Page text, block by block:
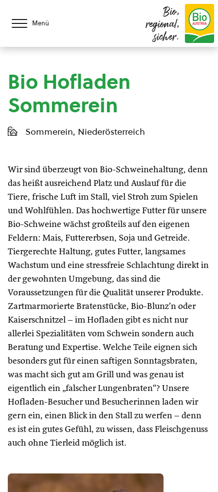
Menü
Bio,
regional,
sicher.
Bio Hofladen
Sommerein
Sommerein, Niederösterreich
Wir sind überzeugt von Bio-Schweinehaltung, denn
das heißt ausreichend Platz und Auslauf für die
Tiere, frische Luft im Stall, viel Stroh zum Spielen
und Wohlfühlen. Das hochwertige Futter für unsere
Bio-Schweine wächst großteils auf den eigenen
Feldern: Mais, Futtererbsen, Soja und Getreide.
Tiergerechte Haltung, gutes Futter, langsames
Wachstum und eine stressfreie Schlachtung direkt in
der gewohnten Umgebung, das sind die
Voraussetzungen für die Qualität unserer Produkte.
Zartmarmorierte Bratenstücke, Bio-Blunz’n oder
Kaiserschnitzel – im Hofladen gibt es nicht nur
allerlei Spezialitäten vom Schwein sondern auch
Beratung und Expertise. Welche Teile eignen sich
besonders gut für einen saftigen Sonntagsbraten,
was macht sich gut am Grill und was genau ist
eigentlich ein „falscher Lungenbraten“? Unsere
Hofladen-Besucher und Besucherinnen laden wir
gern ein, einen Blick in den Stall zu werfen – denn
es ist ein gutes Gefühl, zu wissen, dass Fleischgenuss
auch ohne Tierleid möglich ist.